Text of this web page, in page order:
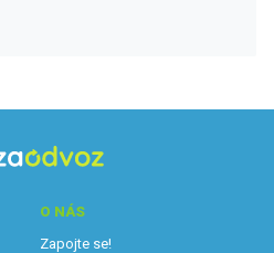
O NÁS
Zapojte se!